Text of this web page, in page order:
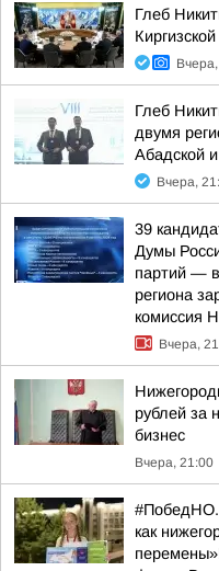
Глеб
Глеб
двумя
Абадской
Вчера,
39
Думы
партий —
региона
комиссия
Вчера,
рублей за
бизнес
Вчера, 21:00
#ПобедНО.
как